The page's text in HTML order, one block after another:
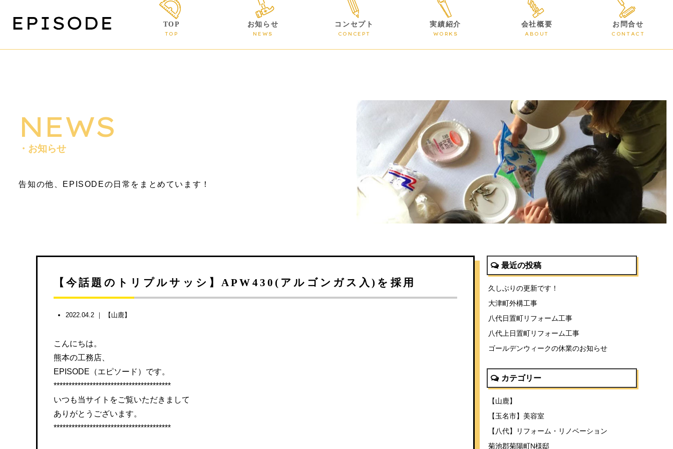
TOP
TOP
お知らせ
NEWS
コンセプト
CONCEPT
実績紹介
WORKS
会社概要
ABOUT
お問合せ
CONTACT
NEWS
・お知らせ
告知の他、EPISODEの日常をまとめています！
【今話題のトリプルサッシ】APW430(アルゴンガス入)を採用
2022.04.2 ｜ 【山鹿】
こんにちは。
熊本の工務店、
EPISODE（エピソード）です。
***************************************
いつも当サイトをご覧いただきまして
ありがとうございます。
***************************************
最近の投稿
久しぶりの更新です！
大津町外構工事
八代日置町リフォーム工事
八代上日置町リフォーム工事
ゴールデンウィークの休業のお知らせ
カテゴリー
【山鹿】
【玉名市】美容室
【八代】リフォーム・リノベーション
菊池郡菊陽町N様邸